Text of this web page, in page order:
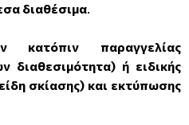
διαθέσιμα.
κατόπιν παραγγελίας
διαθεσιμότητα) ή ειδικής
σκίασης) και εκτύπωσης